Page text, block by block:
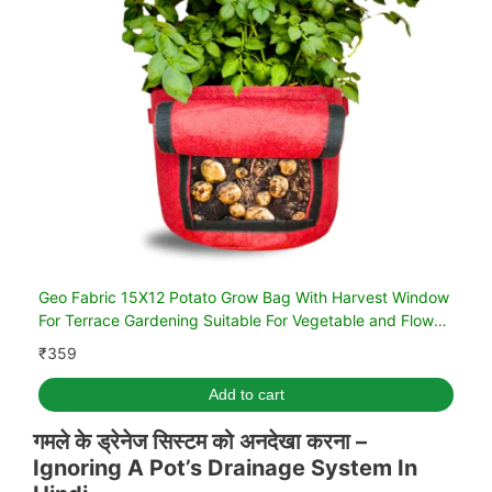
Geo Fabric 15X12 Potato Grow Bag With Harvest Window
For Terrace Gardening Suitable For Vegetable and Flower
Plants (Pack of 1)
₹359
Add to cart
गमले के ड्रेनेज सिस्टम को अनदेखा करना –
Ignoring A Pot’s Drainage System In